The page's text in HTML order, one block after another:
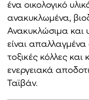
ένα οικολογικό
ανακυκλωμένα,
Ανακυκλώσιμα και
είναι
τοξικές κόλλες
ενεργειακά
Ταϊβάν.